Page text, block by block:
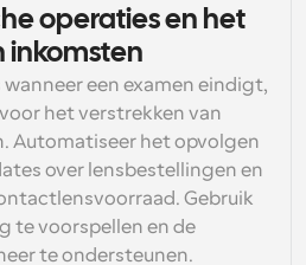
operaties en het
inkomsten
een examen eindigt,
het verstrekken van
Automatiseer het opvolgen
over lensbestellingen en
Gebruik
te voorspellen en de
te ondersteunen.